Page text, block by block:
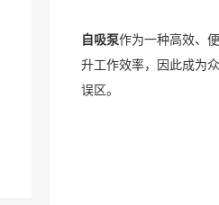
自吸泵作为一种高效、
升工作效率，因此成为
误区。